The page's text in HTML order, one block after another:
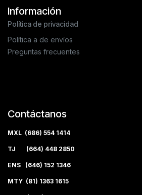
Información
Política de privacidad
Política a de envíos
Preguntas frecuentes
Contáctanos
MXL (686) 554 1414
TJ (664) 448 2850
ENS (646) 152 1346
MTY (81) 1363 1615